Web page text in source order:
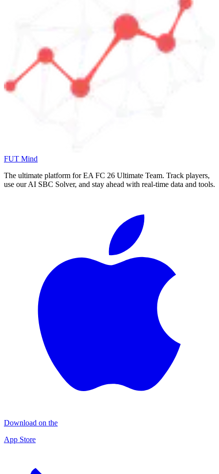
FUT Mind
The ultimate platform for EA FC 26 Ultimate Team. Track players,
use our AI SBC Solver, and stay ahead with real-time data and tools.
Download on the
App Store